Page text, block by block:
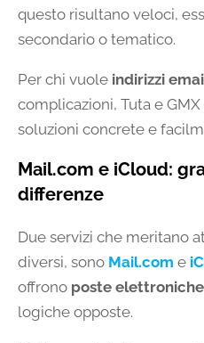
questo risultano veloci,
secondario o tematico.
Per chi vuole indirizzi
complicazioni, Tuta e
soluzioni concrete e
Mail.com e iCloud:
differenze
Due servizi che meritano
diversi, sono Mail.com e
offrono poste
logiche opposte.